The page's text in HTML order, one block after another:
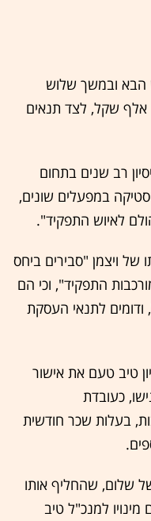
הבא ובמשך שלוש
שנים, משכר חודשי ברוטו של 16.5 אלף שקל, לצד תנאים
רב שנים בתחום
במפעלים שונים,
לאיוש התפקיד".
של ויצמן "סבירים ביחס
התפקיד", וכי הם
ודומים לתנאי העסקת
טיב טעם את אישור
כעובדת
בעלות שכר חודשית
שלום, שהחליף אותו
למנכ"ל טיב